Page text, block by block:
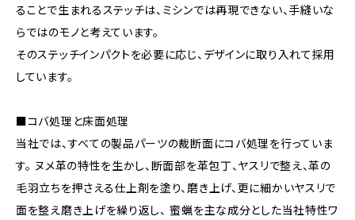
ることで生まれるステッチは、ミシンでは再現できない、手縫いな
らではのモノと考えています。
そのステッチインパクトを必要に応じ、デザインに取り入れて採用
しています。
■コバ処理と床面処理
当社では、すべての製品パーツの裁断面にコバ処理を行っていま
す。 ヌメ革の特性を生かし、断面部を革包丁、ヤスリで整え、革の
毛羽立ちを押さえる仕上剤を塗り、磨き上げ、更に細かいヤスリで
面を整え磨き上げを繰り返し、 蜜蝋を主な成分とした当社特性ワ